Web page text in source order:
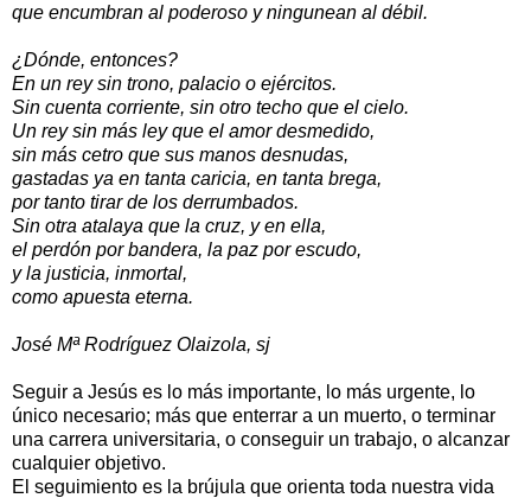
que encumbran al poderoso y ningunean al débil.
¿Dónde, entonces?
En un rey sin trono, palacio o ejércitos.
Sin cuenta corriente, sin otro techo que el cielo.
Un rey sin más ley que el amor desmedido,
sin más cetro que sus manos desnudas,
gastadas ya en tanta caricia, en tanta brega,
por tanto tirar de los derrumbados.
Sin otra atalaya que la cruz, y en ella,
el perdón por bandera, la paz por escudo,
y la justicia, inmortal,
como apuesta eterna.
José Mª Rodríguez Olaizola, sj
Seguir a Jesús es lo más importante, lo más urgente, lo
único necesario; más que enterrar a un muerto, o terminar
una carrera universitaria, o conseguir un trabajo, o alcanzar
cualquier objetivo.
El seguimiento es la brújula que orienta toda nuestra vida